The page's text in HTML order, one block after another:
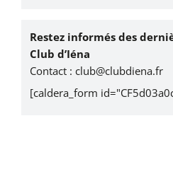
Restez informés des
Club d’Iéna
Contact : club@clubdiena.fr
[caldera_form